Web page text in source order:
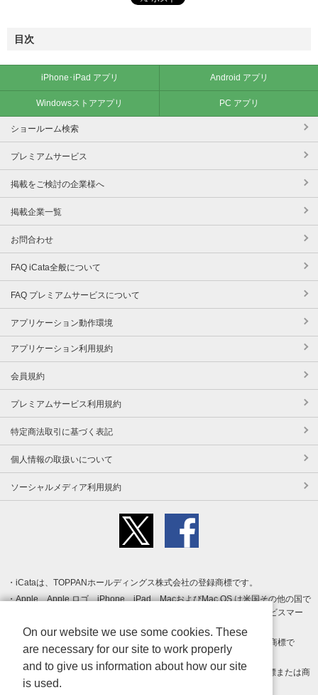
目次
iPhone･iPad アプリ Android アプリ
Windowsストアアプリ PC アプリ
ショールーム検索
プレミアムサービス
掲載をご検討の企業様へ
掲載企業一覧
お問合わせ
FAQ iCata全般について
FAQ プレミアムサービスについて
アプリケーション動作環境
アプリケーション利用規約
会員規約
プレミアムサービス利用規約
特定商法取引に基づく表記
個人情報の取扱いについて
ソーシャルメディア利用規約
iCataは、TOPPANホールディングス株式会社の登録商標です。
Apple、Apple ロゴ、iPhone、iPad、MacおよびMac OS は米国その他の国で
登録された Apple Inc. の商標です。App Store は Apple Inc. のサービスマー
クです。
Android、Google Play および Google Play ロゴ は Google LLC の商標で
す。
Windows は Microsoft Inc.の米国およびその他の国における登録商標または商
標です。
On our website we use some cookies. These
are necessary for our site to work properly
and to give us information about how our site
is used.